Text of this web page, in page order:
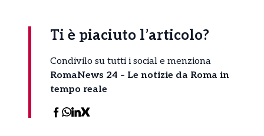
Ti è piaciuto l’articolo?
Condivilo su tutti i social e menziona
RomaNews 24 – Le notizie da Roma in
tempo reale